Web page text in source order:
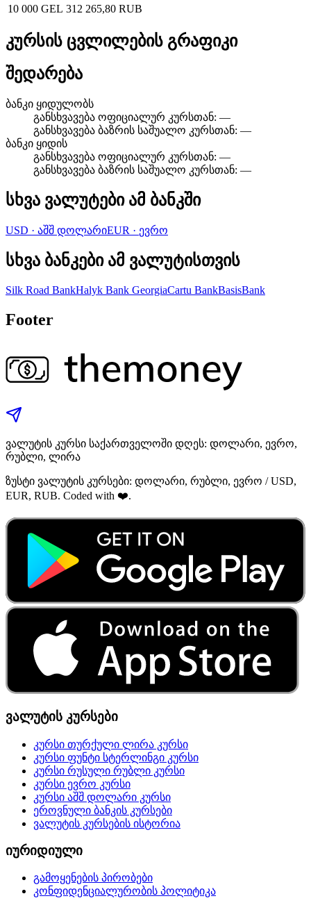
10 000 GEL 312 265,80 RUB
კურსის ცვლილების გრაფიკი
შედარება
ბანკი ყიდულობს
განსხვავება ოფიციალურ კურსთან: —
განსხვავება ბაზრის საშუალო კურსთან: —
ბანკი ყიდის
განსხვავება ოფიციალურ კურსთან: —
განსხვავება ბაზრის საშუალო კურსთან: —
სხვა ვალუტები ამ ბანკში
USD · აშშ დოლარიEUR · ევრო
სხვა ბანკები ამ ვალუტისთვის
Silk Road BankHalyk Bank GeorgiaCartu BankBasisBank
Footer
ვალუტის კურსი საქართველოში დღეს: დოლარი, ევრო,
რუბლი, ლირა
ზუსტი ვალუტის კურსები: დოლარი, რუბლი, ევრო / USD,
EUR, RUB. Coded with ❤️.
ვალუტის კურსები
კურსი თურქული ლირა კურსი
კურსი ფუნტი სტერლინგი კურსი
კურსი რუსული რუბლი კურსი
კურსი ევრო კურსი
კურსი აშშ დოლარი კურსი
ეროვნული ბანკის კურსები
ვალუტის კურსების ისტორია
იურიდიული
გამოყენების პირობები
კონფიდენციალურობის პოლიტიკა